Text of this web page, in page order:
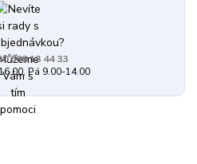
608 13 44 33
Pá 9.00-14.00